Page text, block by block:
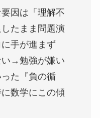
因は「理解不
たまま問題演
手が進まず
い→勉強が嫌い
た『負の循
数学にこの傾